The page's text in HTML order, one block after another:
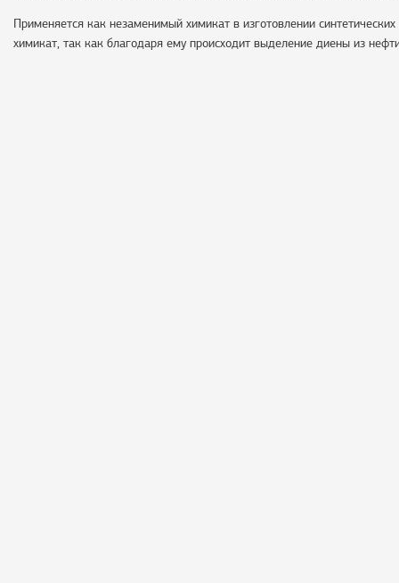
Применяется как незаменимый химикат в изготовлении
химикат, так как благодаря ему происходит выделение диены из